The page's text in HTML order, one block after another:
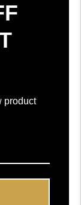
product